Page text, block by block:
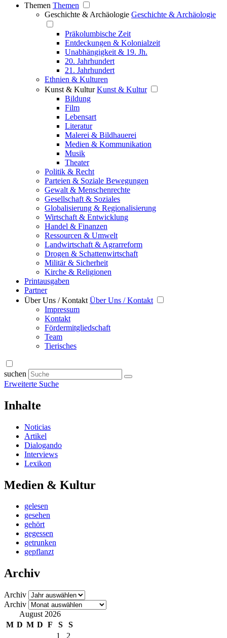
Themen Themen
Geschichte & Archäologie Geschichte & Archäologie
Präkolumbische Zeit
Entdeckungen & Kolonialzeit
Unabhängigkeit & 19. Jh.
20. Jahrhundert
21. Jahrhundert
Ethnien & Kulturen
Kunst & Kultur Kunst & Kultur
Bildung
Film
Lebensart
Literatur
Malerei & Bildhauerei
Medien & Kommunikation
Musik
Theater
Politik & Recht
Parteien & Soziale Bewegungen
Gewalt & Menschenrechte
Gesellschaft & Soziales
Globalisierung & Regionalisierung
Wirtschaft & Entwicklung
Handel & Finanzen
Ressourcen & Umwelt
Landwirtschaft & Agrarreform
Drogen & Schattenwirtschaft
Militär & Sicherheit
Kirche & Religionen
Printausgaben
Partner
Über Uns / Kontakt Über Uns / Kontakt
Impressum
Kontakt
Fördermitgliedschaft
Team
Tierisches
suchen
Erweiterte Suche
Inhalte
Noticias
Artikel
Dialogando
Interviews
Lexikon
Medien & Kultur
gelesen
gesehen
gehört
gegessen
getrunken
gepflanzt
Archiv
Archiv
Archiv
August 2026
M D M D F S
S
1
2